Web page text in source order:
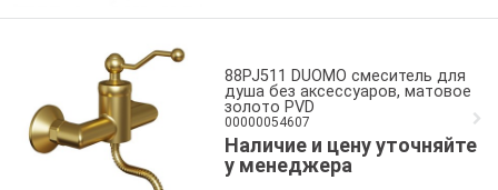
88PJ511 DUOMO смеситель для
душа без аксессуаров, матовое
золото PVD
00000054607
Наличие и цену уточняйте
у менеджера